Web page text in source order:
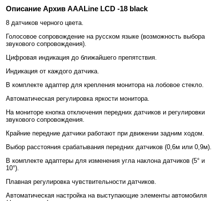
Описание Архив AAALine LCD -18 black
8 датчиков черного цвета.
Голосовое сопровождение на русском языке (возможность выбора
звукового сопровождения).
Цифровая индикация до ближайшего препятствия.
Индикация от каждого датчика.
В комплекте адаптер для крепления монитора на лобовое стекло.
Автоматическая регулировка яркости монитора.
На мониторе кнопка отключения передних датчиков и регулировки
звукового сопровождения.
Крайние передние датчики работают при движении задним ходом.
Выбор расстояния срабатывания передних датчиков (0,6м или 0,9м).
В комплекте адаптеры для изменения угла наклона датчиков (5° и
10°).
Плавная регулировка чувствительности датчиков.
Автоматическая настройка на выступающие элементы автомобиля